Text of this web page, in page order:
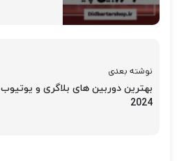
نوشته بعدی
بهترین دوربین های بلاگری و یوتیوب
2024